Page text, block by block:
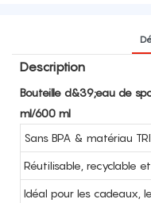
Description
Bouteille d&39;eau de
ml/600 ml
Sans BPA & matériau
Réutilisable, recyclable
Idéal pour les cadeaux,